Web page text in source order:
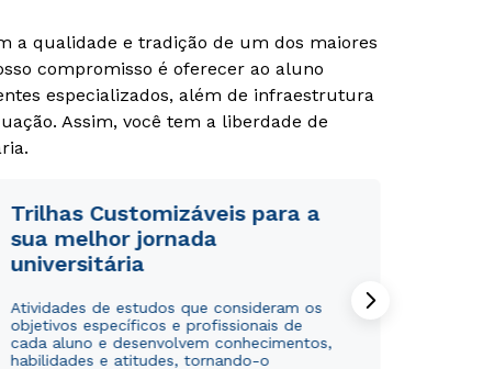
a qualidade e tradição de um dos maiores
compromisso é oferecer ao aluno
especializados, além de infraestrutura
Assim, você tem a liberdade de
Trilhas Customizáveis para a
sua melhor jornada
universitária
Atividades de estudos que consideram os
objetivos específicos e profissionais de
cada aluno e desenvolvem conhecimentos,
habilidades e atitudes, tornando-o